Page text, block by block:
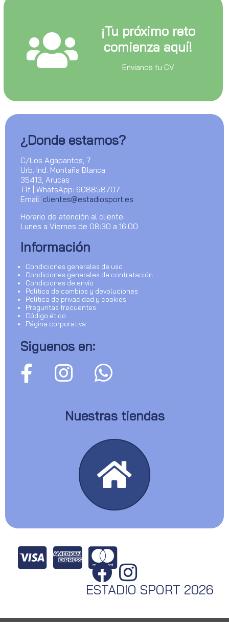
¡Tu próximo reto
comienza aquí!
Envianos tu CV
¿Donde estamos?
C/Los Agapantos, 7
Urb. Ind. Montaña Blanca
35413, Arucas
Tlf | WhatsApp: 608858707
Email: clientes@estadiosport.es
Horario de atención al cliente:
Lunes a Viernes de 08:30 a 16:00
Información
Condiciones generales de uso
Condiciones generales de contratación
Condiciones de envío
Política de cambios y devoluciones
Política de privacidad y cookies
Preguntas frecuentes
Código ético
Página corporativa
Siguenos en:
Nuestras tiendas
ESTADIO SPORT 2026